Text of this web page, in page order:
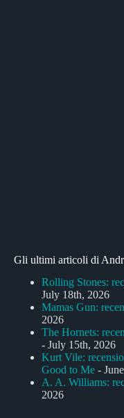
Gli ultimi articoli di
Rolling Stones:
July 18th, 2026
Mamas Gun:
2026
The Hornets:
- July 15th, 2026
Kurt Vile:
Good to Me -
A. A. Williams:
2026